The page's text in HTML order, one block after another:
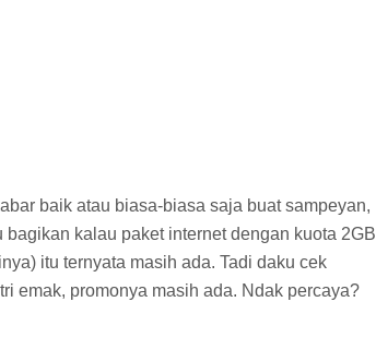
baik atau biasa-biasa saja buat sampeyan,
kalau paket internet dengan kuota 2GB
itu ternyata masih ada. Tadi daku cek
emak, promonya masih ada. Ndak percaya?